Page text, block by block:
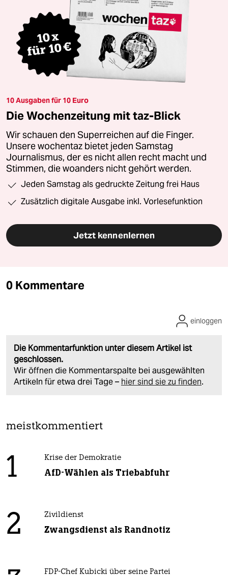
10 Ausgaben für 10 Euro
Die Wochenzeitung mit taz-Blick
Wir schauen den Superreichen auf die Finger.
Unsere wochentaz bietet jeden Samstag
Journalismus, der es nicht allen recht macht und
Stimmen, die woanders nicht gehört werden.
Jeden Samstag als gedruckte Zeitung frei Haus
Zusätzlich digitale Ausgabe inkl. Vorlesefunktion
Jetzt kennenlernen
0 Kommentare
Die Kommentarfunktion unter diesem Artikel ist
geschlossen.
Wir öffnen die Kommentarspalte bei ausgewählten
Artikeln für etwa drei Tage – hier sind sie zu finden.
einloggen
meistkommentiert
1 Krise der Demokratie
AfD-Wählen als Triebabfuhr
2 Zivildienst
Zwangsdienst als Randnotiz
FDP-Chef Kubicki über seine Partei